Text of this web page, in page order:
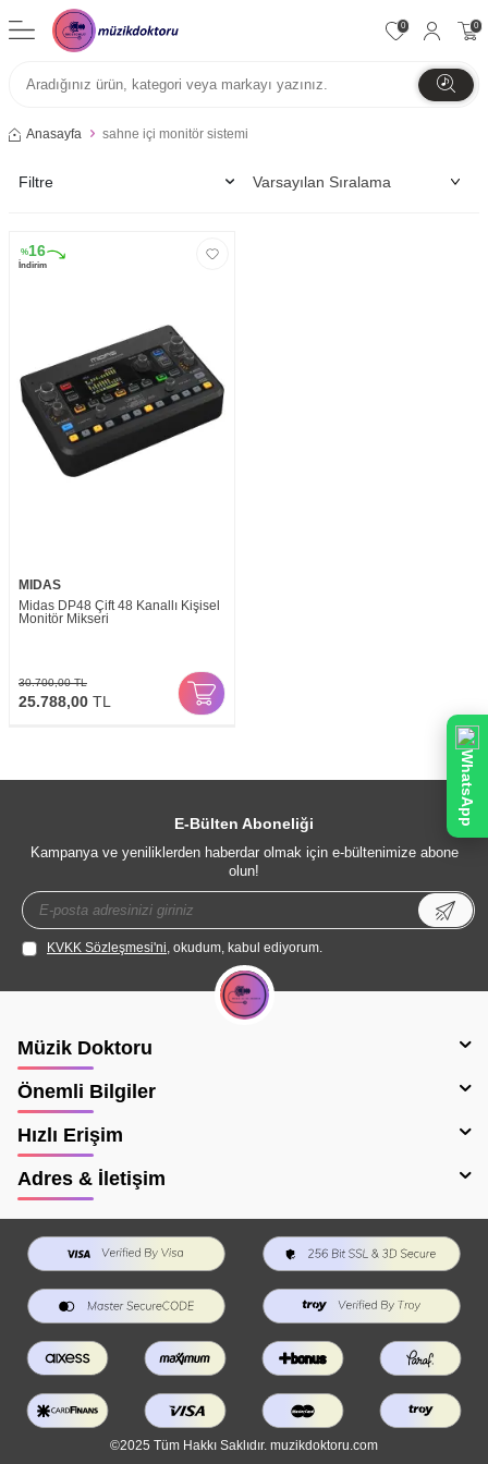
0 0
Anasayfa sahne içi monitör sistemi
Filtre
%16
İndirim
MIDAS
Midas DP48 Çift 48 Kanallı Kişisel
Monitör Mikseri
30.700,00TL
25.788,00 TL
E-Bülten Aboneliği
Kampanya ve yeniliklerden haberdar olmak için e-bültenimize abone
olun!
KVKK Sözleşmesi'ni, okudum, kabul ediyorum.
Müzik Doktoru
Önemli Bilgiler
Hızlı Erişim
Adres & İletişim
©2025 Tüm Hakkı Saklıdır. muzikdoktoru.com
WhatsApp